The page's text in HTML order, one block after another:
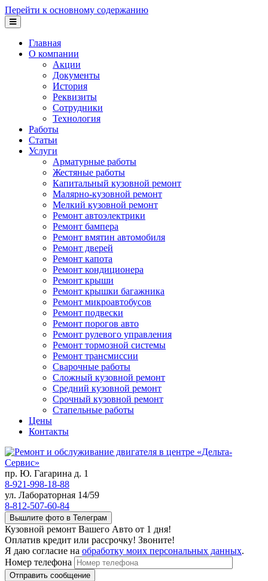
Перейти к основному содержанию
Главная
О компании
Акции
Документы
История
Реквизиты
Сотрудники
Технология
Работы
Статьи
Услуги
Арматурные работы
Жестяные работы
Капитальный кузовной ремонт
Малярно-кузовной ремонт
Мелкий кузовной ремонт
Ремонт автоэлектрики
Ремонт бампера
Ремонт вмятин автомобиля
Ремонт дверей
Ремонт капота
Ремонт кондиционера
Ремонт крыши
Ремонт крышки багажника
Ремонт микроавтобусов
Ремонт подвески
Ремонт порогов авто
Ремонт рулевого управления
Ремонт тормозной системы
Ремонт трансмиссии
Сварочные работы
Сложный кузовной ремонт
Средний кузовной ремонт
Срочный кузовной ремонт
Стапельные работы
Цены
Контакты
пр. Ю. Гагарина д. 1
8-921-998-18-88
ул. Лабораторная 14/59
8-812-507-60-84
Вышлите фото в Телеграм
Кузовной ремонт Вашего Авто от 1 дня!
Оплатив кредит или рассрочку! Звоните!
Я даю согласие на обработку моих персональных данных.
Номер телефона